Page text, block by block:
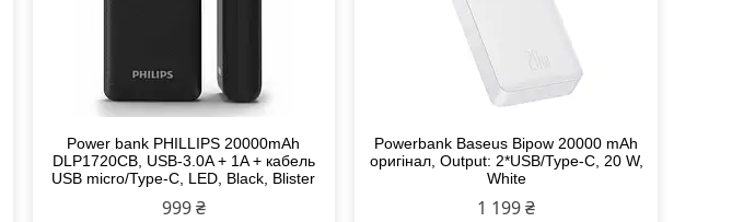
Power bank PHILLIPS 20000mAh
DLP1720CB, USB-3.0A + 1A + кабель
USB micro/Type-C, LED, Black, Blister
999 ₴
Powerbank Baseus Bipow 20000 mAh
оригінал, Output: 2*USB/Type-C, 20 W,
White
1 199 ₴